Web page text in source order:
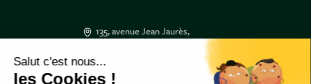
Salut c'est nous...
les Cookies !
135, avenue Jean Jaurès,
05 47 50 17 17